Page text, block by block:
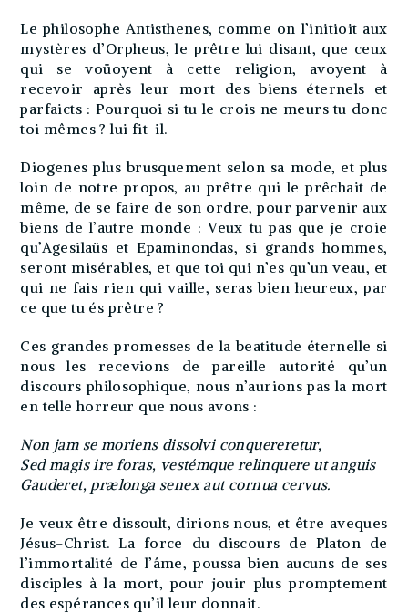
Le philosophe Antisthenes, comme on l’initioit aux
mystères d’Orpheus, le prêtre lui disant, que ceux
qui se voüoyent à cette religion, avoyent à
recevoir après leur mort des biens éternels et
parfaicts : Pourquoi si tu le crois ne meurs tu donc
toi mêmes ? lui fit-il.
Diogenes plus brusquement selon sa mode, et plus
loin de notre propos, au prêtre qui le prêchait de
même, de se faire de son ordre, pour parvenir aux
biens de l’autre monde : Veux tu pas que je croie
qu’Agesilaüs et Epaminondas, si grands hommes,
seront misérables, et que toi qui n’es qu’un veau, et
qui ne fais rien qui vaille, seras bien heureux, par
ce que tu és prêtre ?
Ces grandes promesses de la beatitude éternelle si
nous les recevions de pareille autorité qu’un
discours philosophique, nous n’aurions pas la mort
en telle horreur que nous avons :
Non jam se moriens dissolvi conquereretur,
Sed magis ire foras, vestémque relinquere ut anguis
Gauderet, prælonga senex aut cornua cervus.
Je veux être dissoult, dirions nous, et être aveques
Jésus-Christ. La force du discours de Platon de
l’immortalité de l’âme, poussa bien aucuns de ses
disciples à la mort, pour jouir plus promptement
des espérances qu’il leur donnait.